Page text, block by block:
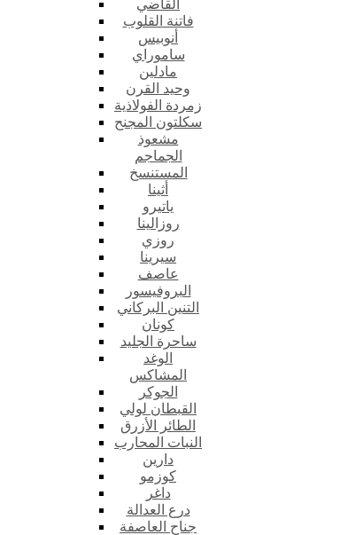
القاضي
فاتنة القلوب
أنوبيس
ساموراي
مادلين
وحيد القرن
زمردة الفولاذية
سكلتون المجنح
مشعوذ
الجماجم
المستنسخ
أثينا
ياتيرو
روزالينا
روزي
سيرينا
عاصف
البروفيسور
التنين البركاني
كونان
ساحرة الجليد
الوغد
المشاكس
الجوكر
القبطان لولي
الطائر الأزرق
النبات المحارب
دارين
كوزمو
داغر
درع العدالة
جناح العاصفة